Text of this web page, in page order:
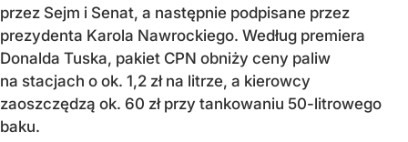
przez Sejm i Senat, a następnie podpisane przez
prezydenta Karola Nawrockiego. Według premiera
Donalda Tuska, pakiet CPN obniży ceny paliw
na stacjach o ok. 1,2 zł na litrze, a kierowcy
zaoszczędzą ok. 60 zł przy tankowaniu 50-litrowego
baku.